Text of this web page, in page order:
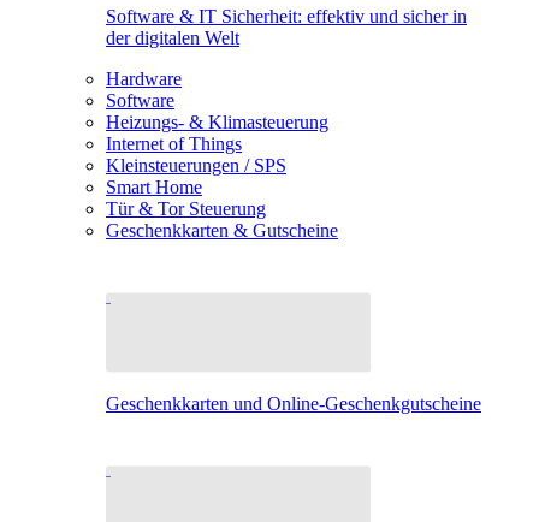
Software & IT Sicherheit: effektiv und sicher in
der digitalen Welt
Hardware
Software
Heizungs- & Klimasteuerung
Internet of Things
Kleinsteuerungen / SPS
Smart Home
Tür & Tor Steuerung
Geschenkkarten & Gutscheine
Geschenkkarten und Online-Geschenkgutscheine